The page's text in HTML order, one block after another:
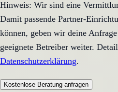
Hinweis: Wir sind eine
Damit passende Partner-
können, geben wir deine
geeignete Betreiber weiter.
Datenschutzerklärung.
Kostenlose Beratung anfragen